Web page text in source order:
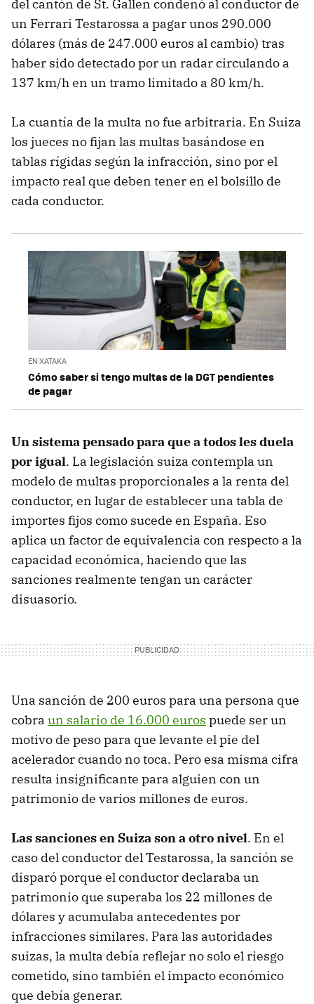
del cantón de St. Gallen condenó al conductor de
un Ferrari Testarossa a pagar unos 290.000
dólares (más de 247.000 euros al cambio) tras
haber sido detectado por un radar circulando a
137 km/h en un tramo limitado a 80 km/h.
La cuantía de la multa no fue arbitraria. En Suiza
los jueces no fijan las multas basándose en
tablas rígidas según la infracción, sino por el
impacto real que deben tener en el bolsillo de
cada conductor.
EN XATAKA
Cómo saber si tengo multas de la DGT pendientes
de pagar
Un sistema pensado para que a todos les duela
por igual. La legislación suiza contempla un
modelo de multas proporcionales a la renta del
conductor, en lugar de establecer una tabla de
importes fijos como sucede en España. Eso
aplica un factor de equivalencia con respecto a la
capacidad económica, haciendo que las
sanciones realmente tengan un carácter
disuasorio.
Una sanción de 200 euros para una persona que
cobra un salario de 16.000 euros puede ser un
motivo de peso para que levante el pie del
acelerador cuando no toca. Pero esa misma cifra
resulta insignificante para alguien con un
patrimonio de varios millones de euros.
Las sanciones en Suiza son a otro nivel. En el
caso del conductor del Testarossa, la sanción se
disparó porque el conductor declaraba un
patrimonio que superaba los 22 millones de
dólares y acumulaba antecedentes por
infracciones similares. Para las autoridades
suizas, la multa debía reflejar no solo el riesgo
cometido, sino también el impacto económico
que debía generar.